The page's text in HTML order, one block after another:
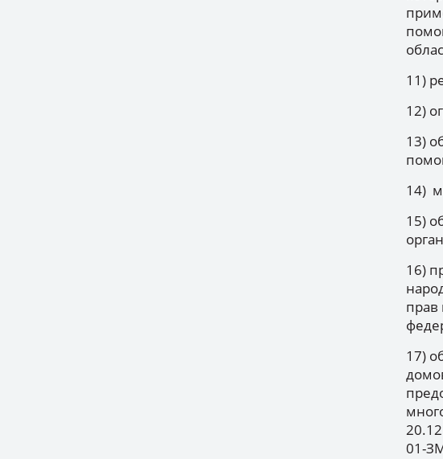
11)
12)
13)
14)
15)
16)
прав
17)
01-